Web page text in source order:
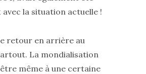
la situation actuelle !
retour en arrière au
La mondialisation
même à une certaine